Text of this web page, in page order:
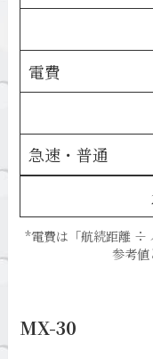
電費
急速・普通
*電費は「航続距離 ÷
参考値
MX-30